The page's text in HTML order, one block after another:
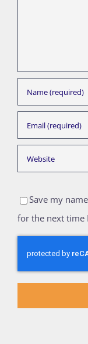
Save my
for the next time